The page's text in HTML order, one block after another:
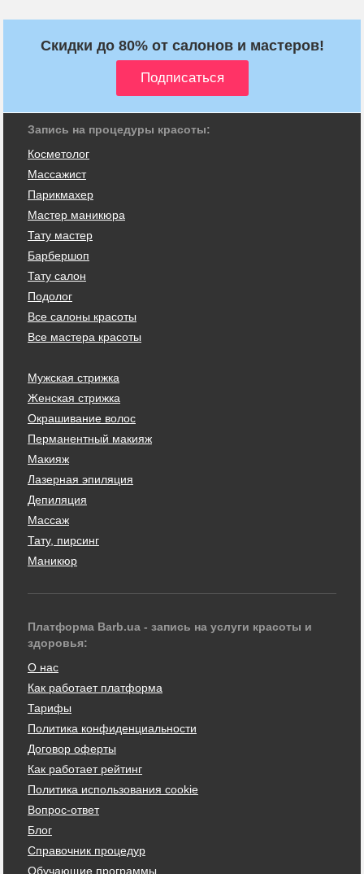
Скидки до 80% от салонов и мастеров!
Запись на процедуры красоты:
Косметолог
Массажист
Парикмахер
Мастер маникюра
Тату мастер
Барбершоп
Тату салон
Подолог
Все салоны красоты
Все мастера красоты
Мужская стрижка
Женская стрижка
Окрашивание волос
Перманентный макияж
Макияж
Лазерная эпиляция
Депиляция
Массаж
Тату, пирсинг
Маникюр
Платформа Barb.ua - запись на услуги красоты и
здоровья:
О нас
Как работает платформа
Тарифы
Политика конфиденциальности
Договор оферты
Как работает рейтинг
Политика использования cookie
Вопрос-ответ
Блог
Справочник процедур
Обучающие программы